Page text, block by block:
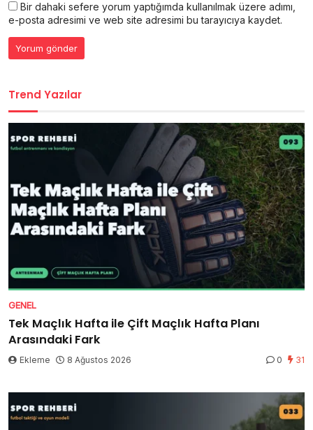
Bir dahaki sefere yorum yaptığımda kullanılmak üzere adımı,
e-posta adresimi ve web site adresimi bu tarayıcıya kaydet.
Trend Yazılar
GENEL
Tek Maçlık Hafta ile Çift Maçlık Hafta Planı
Arasındaki Fark
Ekleme 8 Ağustos 2026 0 31